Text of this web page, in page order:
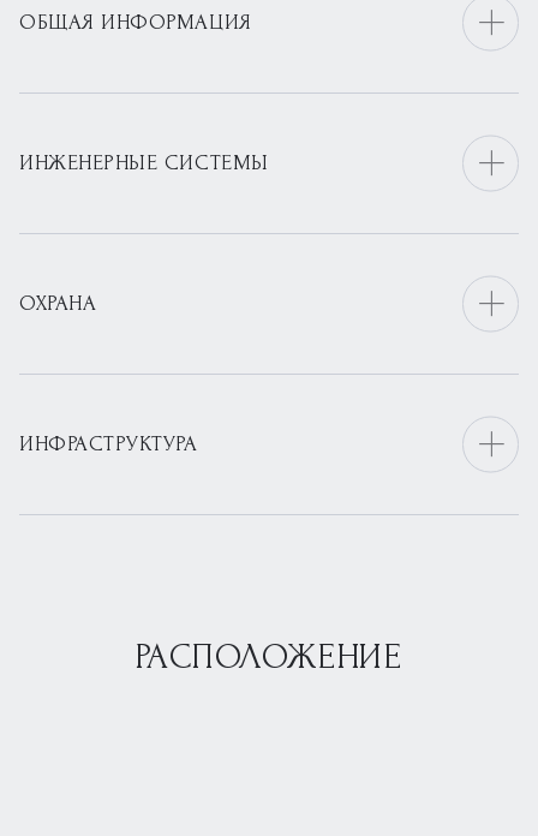
ОБЩАЯ ИНФОРМАЦИЯ
ИНЖЕНЕРНЫЕ СИСТЕМЫ
ОХРАНА
ИНФРАСТРУКТУРА
РАСПОЛОЖЕНИЕ